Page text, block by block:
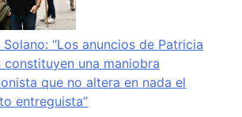
Solano: “Los anuncios de Patricia
constituyen una maniobra
que no altera en nada el
entreguista”